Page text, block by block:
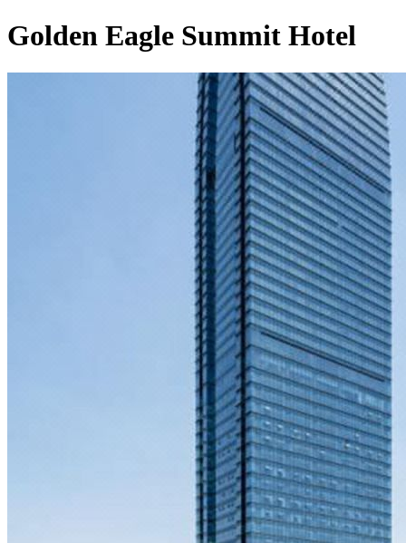
Golden Eagle Summit Hotel